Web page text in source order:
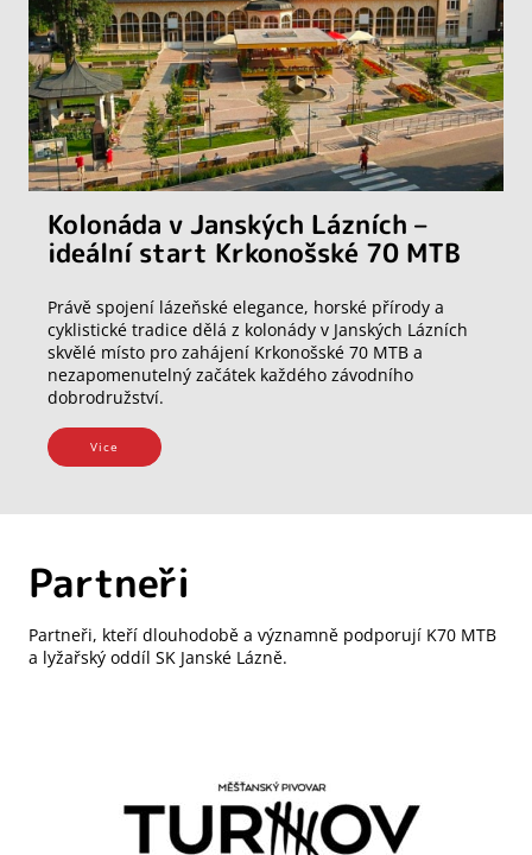
Kolonáda v Janských Lázních –
ideální start Krkonošské 70 MTB
Právě spojení lázeňské elegance, horské přírody a
cyklistické tradice dělá z kolonády v Janských Lázních
skvělé místo pro zahájení Krkonošské 70 MTB a
nezapomenutelný začátek každého závodního
dobrodružství.
Vice
Partneři
Partneři, kteří dlouhodobě a významně podporují K70 MTB
a lyžařský oddíl SK Janské Lázně.